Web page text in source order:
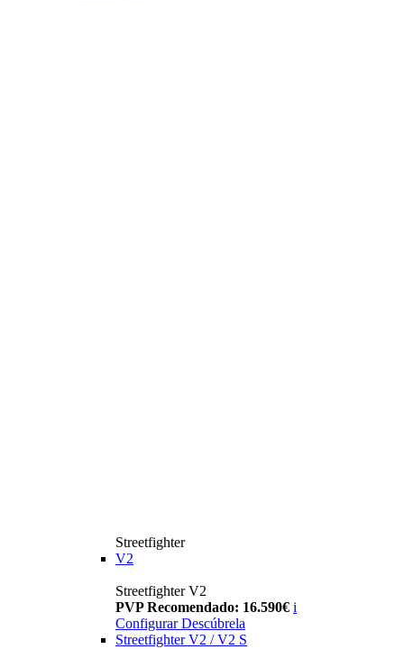
Streetfighter
V2
Streetfighter V2
PVP Recomendado: 16.590€ i
Configurar Descúbrela
Streetfighter V2 / V2 S